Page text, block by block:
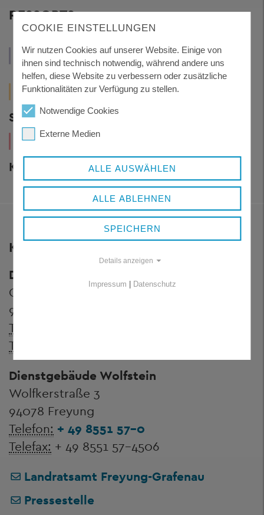
RESSORTS
VERWALTUNG
UND POLITIK
UND
TOURISMUS
GESUNDHEIT
UND
SOZIALES
LEBEN
UND
WOHNEN
KUNST
UND
KULTUR
KONTAKT
Dienstgebäude Königsfeld
Grafenauer Straße 44
94078 Freyung
Telefon:
Telefax:
Dienstgebäude Wolfstein
Wolfkerstraße 3
94078 Freyung
Telefon: + 49 8551 57-0
Telefax: + 49 8551 57-4506
Landratsamt Freyung-Grafenau
Pressestelle
COOKIE EINSTELLUNGEN
Wir nutzen Cookies auf unserer Website. Einige von
ihnen sind technisch notwendig, während andere uns
helfen, diese Website zu verbessern oder zusätzliche
Funktionalitäten zur Verfügung zu stellen.
Notwendige Cookies
Externe Medien
ALLE AUSWÄHLEN
ALLE ABLEHNEN
SPEICHERN
Details anzeigen
Impressum Datenschutz